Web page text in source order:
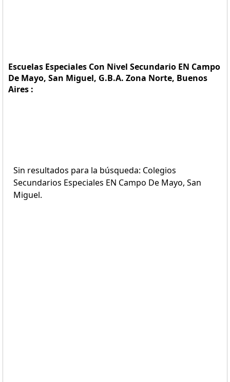
Escuelas Especiales Con Nivel Secundario EN Campo
De Mayo, San Miguel, G.B.A. Zona Norte, Buenos
Aires :
Sin resultados para la búsqueda: Colegios
Secundarios Especiales EN Campo De Mayo, San
Miguel.